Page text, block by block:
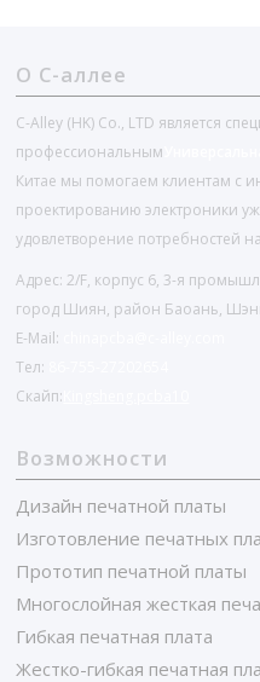
О С-аллее
C-Alley (HK) Co., LTD является
профессиональным
Китае мы помогаем клиентам с
проектированию электроники
удовлетворение потребностей
Адрес: 2/F, корпус 6, 3-я
город Шиян, район Баоань,
E-Mail:
Тел:
Скайп:
Возможности
Дизайн печатной платы
Изготовление печатных
Прототип печатной платы
Многослойная жесткая
Гибкая печатная плата
Жестко-гибкая печатная